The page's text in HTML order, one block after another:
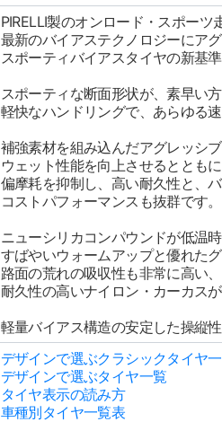
PIRELLI製のオンロード・スポーツ
最新のバイアステクノロジーにア
スポーティバイアスタイヤの新基準
スポーティな断面形状が、素早い
軽快なハンドリングで、あらゆる
補強素材を組み込んだアグレッシ
ウェット性能を向上させるとともに
偏摩耗を抑制し、高い耐久性と、
コストパフォーマンスも抜群です。
ニューシリカコンパウンドが低温
すばやいウォームアップと優れたグ
路面の荒れの吸収性も非常に高い、
耐久性の高いナイロン・カーカス
軽量バイアス構造の安定した操縦
デザインで選ぶクラシックタイヤ
デザインで選ぶタイヤ一覧
タイヤ表示の読み方
車種別タイヤ一覧表